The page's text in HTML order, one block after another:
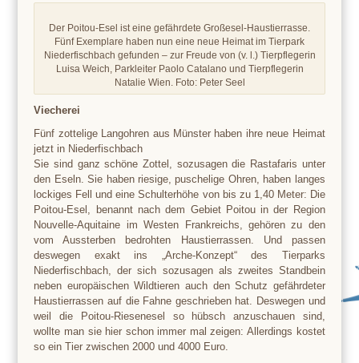
Der Poitou-Esel ist eine gefährdete Großesel-Haustierrasse.
Fünf Exemplare haben nun eine neue Heimat im Tierpark
Niederfischbach gefunden – zur Freude von (v. l.) Tierpflegerin
Luisa Weich, Parkleiter Paolo Catalano und Tierpflegerin
Natalie Wien. Foto: Peter Seel
Viecherei
Fünf zottelige Langohren aus Münster haben ihre neue Heimat
jetzt in Niederfischbach
Sie sind ganz schöne Zottel, sozusagen die Rastafaris unter
den Eseln. Sie haben riesige, puschelige Ohren, haben langes
lockiges Fell und eine Schulterhöhe von bis zu 1,40 Meter: Die
Poitou-Esel, benannt nach dem Gebiet Poitou in der Region
Nouvelle-Aquitaine im Westen Frankreichs, gehören zu den
vom Aussterben bedrohten Haustierrassen. Und passen
deswegen exakt ins „Arche-Konzept“ des Tierparks
Niederfischbach, der sich sozusagen als zweites Standbein
neben europäischen Wildtieren auch den Schutz gefährdeter
Haustierrassen auf die Fahne geschrieben hat. Deswegen und
weil die Poitou-Riesenesel so hübsch anzuschauen sind,
wollte man sie hier schon immer mal zeigen: Allerdings kostet
so ein Tier zwischen 2000 und 4000 Euro.